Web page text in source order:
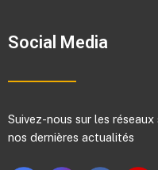
Social Media
Suivez-nous sur les
nos dernières actualités